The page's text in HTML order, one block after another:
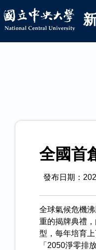
學新聞
全國首
發布日期：
全球氣候危機
重的揭牌典禮
型，每年培育
「2050淨零排